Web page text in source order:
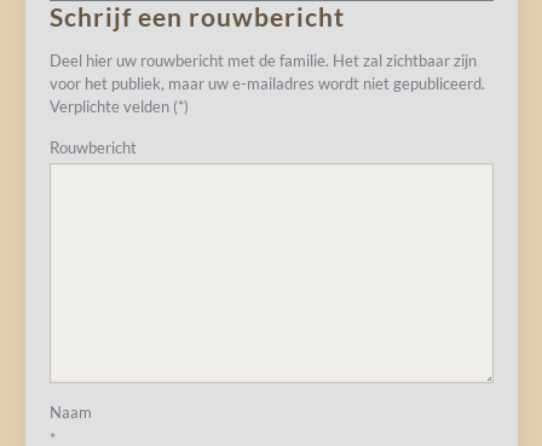
Schrijf een rouwbericht
Deel hier uw rouwbericht met de familie. Het zal zichtbaar zijn
voor het publiek, maar uw e-mailadres wordt niet gepubliceerd.
Verplichte velden (*)
Rouwbericht
Naam
*